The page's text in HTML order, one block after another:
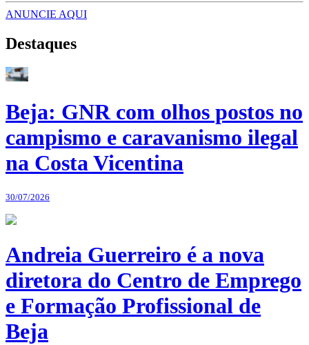
ANUNCIE AQUI
Destaques
Beja: GNR com olhos postos no
campismo e caravanismo ilegal
na Costa Vicentina
30/07/2026
Andreia Guerreiro é a nova
diretora do Centro de Emprego
e Formação Profissional de
Beja